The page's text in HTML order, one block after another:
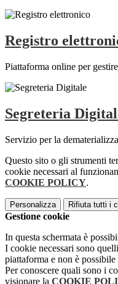
Registro
Piattaforma online per
Segreteria
Servizio per la
Questo sito o gli strumenti
cookie necessari al
COOKIE POLICY.
Personalizza Rifiuta tutti i
Gestione cookie
In questa schermata è
I cookie necessari sono
piattaforma e non è
Per conoscere quali sono i
visionare la COOKIE